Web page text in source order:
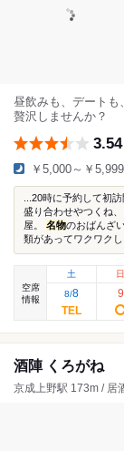
昼飲みも、デートも
贅沢しませんか？
3.54
￥5,000～￥5,999
...20時に予約して初
盛り合わせやつくね
屋。 名物のおばんざ
類があってワクワクし
空席
情報
土
8/8
日
9
酒陣 くろがね
京成上野駅 173m / 居